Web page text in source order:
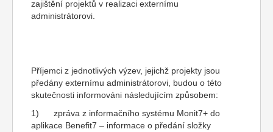
zajištění projektů v realizaci externímu
administrátorovi.
Příjemci z jednotlivých výzev, jejichž projekty jsou
předány externímu administrátorovi, budou o této
skutečnosti informováni následujícím způsobem:
1) zpráva z informačního systému Monit7+ do
aplikace Benefit7 – informace o předání složky